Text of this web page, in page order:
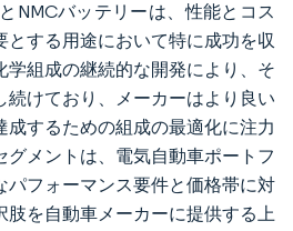
NMCバッテリーは、性能とコス
とする用途において特に成功を収
学組成の継続的な開発により、そ
続けており、メーカーはより良い
するための組成の最適化に注力
グメントは、電気自動車ポートフ
パフォーマンス要件と価格帯に対
肢を自動車メーカーに提供する上